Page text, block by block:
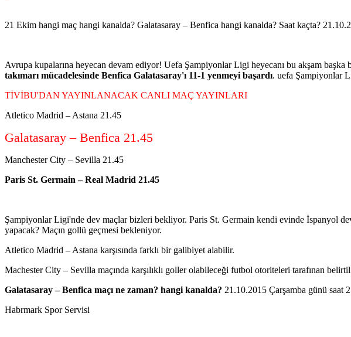
21 Ekim hangi maç hangi kanalda? Galatasaray – Benfica hangi kanalda? Saat kaçta?
Avrupa kupalarına heyecan devam ediyor! Uefa Şampiyonlar Ligi heyecanı bu akşam
takımarı mücadelesinde Benfica Galatasaray'ı 11-1 yenmeyi başardı. uefa Şampiyonlar
TİVİBU'DAN YAYINLANACAK CANLI MAÇ YAYINLARI
Atletico Madrid – Astana 21.45
Galatasaray – Benfica 21.45
Manchester City – Sevilla 21.45
Paris St. Germain – Real Madrid 21.45
Şampiyonlar Ligi'nde dev maçlar bizleri bekliyor. Paris St. Germain kendi evinde İspanyol
yapacak? Maçın gollü geçmesi bekleniyor.
Atletico Madrid – Astana karşısında farklı bir galibiyet alabilir.
Machester City – Sevilla maçında karşılıklı goller olabileceği futbol otoriteleri tarafınan
Galatasaray – Benfica maçı ne zaman? hangi kanalda? 21.10.2015 Çarşamba günü saat
Habrmark Spor Servisi